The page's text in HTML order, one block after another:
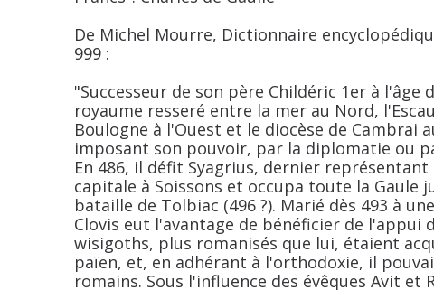
De Michel Mourre, Dictionnaire
999 :
"Successeur de son père Childéric 1er à
royaume resseré entre la mer au Nord,
Boulogne à l'Ouest et le diocèse de Cambrai
imposant son pouvoir, par la diplomatie ou
En 486, il défit Syagrius, dernier
capitale à Soissons et occupa toute la Gaule
bataille de Tolbiac (496 ?). Marié dès 493 à
Clovis eut l'avantage de bénéficier de l'appui
wisigoths, plus romanisés que lui, étaient
païen, et, en adhérant à l'orthodoxie, il
romains. Sous l'influence des évêques Avit et